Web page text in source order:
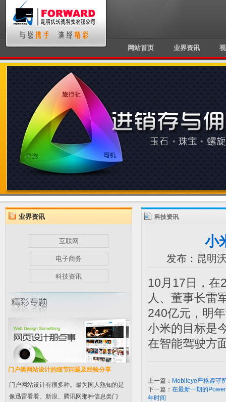
网站首页 业界资讯
业界资讯
互联网
电子商务
科技资讯
门户类网站设计的细节问题及经验分享
门户网站设计有很多种。最为国人熟知的是
像迅雷看看、新浪、腾讯网那种信息类门
科技资讯
小
发布：昆明
10月17日，在
人、董事长雷
240亿元，明
小米的目标是
在智能驾驶方
上一篇： Mobileye严格遵守
下一篇： 在最新一期的
年时间